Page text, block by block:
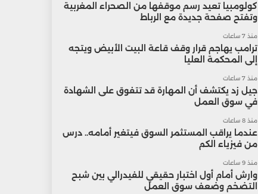
كولومبيا تعيد رسم موقفها من الصحراء المغربية
وتفتح صفحة جديدة مع الرباط
منذ 7 ساعات
ترامب يهاجم قرار وقف قاعة البيت الأبيض ويتجه
إلى المحكمة العليا
منذ 7 ساعات
جيل زد يكتشف أن المهارة قد تتفوق على الشهادة
في سوق العمل
منذ 8 ساعات
عندما يراقب المستثمر السوق فيتغير أمامه.. درس
من فيزياء الكم
منذ 9 ساعات
وارش أمام أول اختبار حقيقي للفيدرالي بين شبح
التضخم وضعف سوق العمل